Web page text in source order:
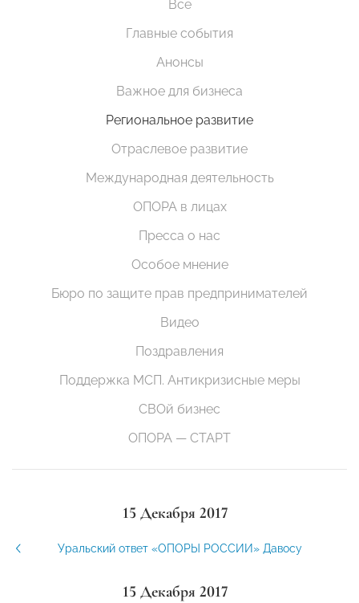
Все
Главные события
Анонсы
Важное для бизнеса
Региональное развитие
Отраслевое развитие
Международная деятельность
ОПОРА в лицах
Пресса о нас
Особое мнение
Бюро по защите прав предпринимателей
Видео
Поздравления
Поддержка МСП. Антикризисные меры
СВОй бизнес
ОПОРА — СТАРТ
15 Декабря 2017
Уральский ответ «ОПОРЫ РОССИИ» Давосу
15 Декабря 2017